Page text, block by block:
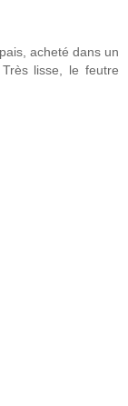
acheté dans un
lisse, le feutre